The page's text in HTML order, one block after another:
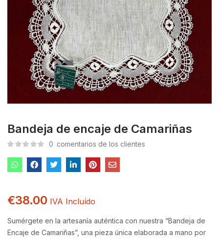
Bandeja de encaje de Camariñas
0 comentarios de los clientes
€38.00 IVA Incluído
Sumérgete en la artesanía auténtica con nuestra “Bandeja de
Encaje de Camariñas”, una pieza única elaborada a mano por